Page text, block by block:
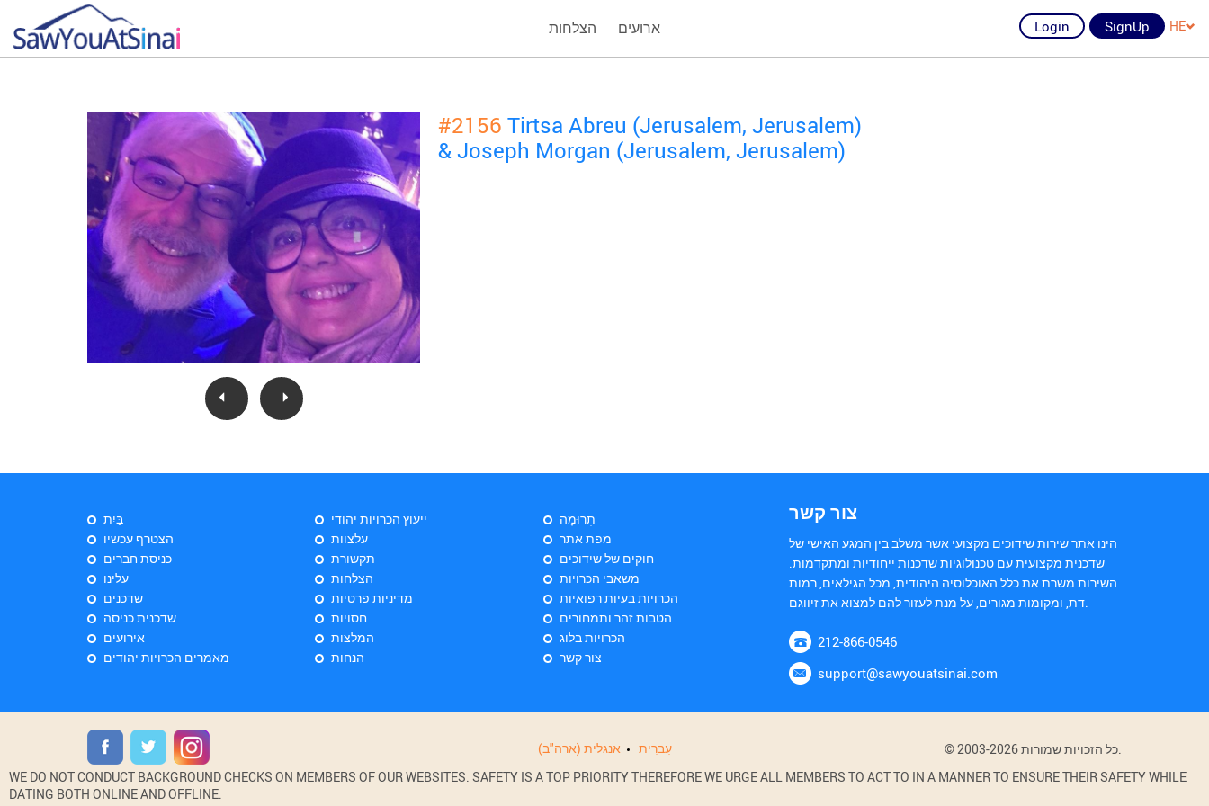
הצלחות ארועים Login SignUp HE
#2156 Tirtsa Abreu (Jerusalem, Jerusalem)
& Joseph Morgan (Jerusalem, Jerusalem)
בַּיִת
הצטרף עכשיו
כניסת חברים
עלינו
שדכנים
שדכנית כניסה
אירועים
מאמרים הכרויות יהודים
ייעוץ הכרויות יהודי
עלצוות
תקשורת
הצלחות
מדיניות פרטיות
חסויות
המלצות
הנחות
תְרוּמָה
מפת אתר
חוקים של שידוכים
משאבי הכרויות
הכרויות בעיות רפואיות
הטבות זהר ותמחורים
הכרויות בלוג
צור קשר
צור קשר
הינו אתר שירות שידוכים מקצועי אשר משלב בין המגע האישי של
שדכנית מקצועית עם טכנולוגיות שדכנות ייחודיות ומתקדמות.
השירות משרת את כלל האוכלוסיה היהודית, מכל הגילאים, רמות
212-866-0546
support@sawyouatsinai.com
אנגלית (ארה"ב) עִברִית
WE DO NOT CONDUCT BACKGROUND CHECKS ON MEMBERS OF OUR WEBSITES. SAFETY IS A TOP PRIORITY THEREFORE WE URGE ALL MEMBERS TO ACT TO IN A MANNER TO ENSURE THEIR SAFETY WHILE
DATING BOTH ONLINE AND OFFLINE.